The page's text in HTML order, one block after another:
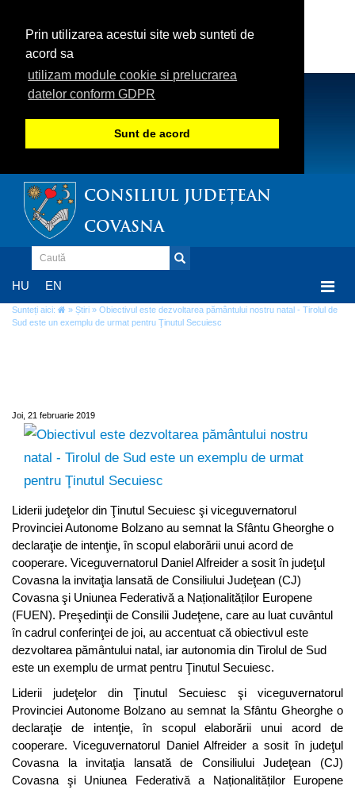
Prin utilizarea acestui site web sunteti de
acord sa
utilizam module cookie si prelucrarea
datelor conform GDPR
Sunt de acord
CONSILIUL JUDEȚEAN
COVASNA
HU EN
Sunteți aici: » Știri » Obiectivul este dezvoltarea pământului nostru natal - Tirolul de
Sud este un exemplu de urmat pentru Ţinutul Secuiesc
Joi, 21 februarie 2019
Liderii judeţelor din Ţinutul Secuiesc şi viceguvernatorul
Provinciei Autonome Bolzano au semnat la Sfântu Gheorghe o
declaraţie de intenţie, în scopul elaborării unui acord de
cooperare. Viceguvernatorul Daniel Alfreider a sosit în judeţul
Covasna la invitaţia lansată de Consiliului Judeţean (CJ)
Covasna şi Uniunea Federativă a Naționalităților Europene
(FUEN). Preşedinţii de Consilii Judeţene, care au luat cuvântul
în cadrul conferinţei de joi, au accentuat că obiectivul este
dezvoltarea pământului natal, iar autonomia din Tirolul de Sud
este un exemplu de urmat pentru Ţinutul Secuiesc.
Liderii judeţelor din Ţinutul Secuiesc şi viceguvernatorul
Provinciei Autonome Bolzano au semnat la Sfântu Gheorghe o
declaraţie de intenţie, în scopul elaborării unui acord de
cooperare. Viceguvernatorul Daniel Alfreider a sosit în judeţul
Covasna la invitaţia lansată de Consiliului Judeţean (CJ)
Covasna şi Uniunea Federativă a Naționalităților Europene